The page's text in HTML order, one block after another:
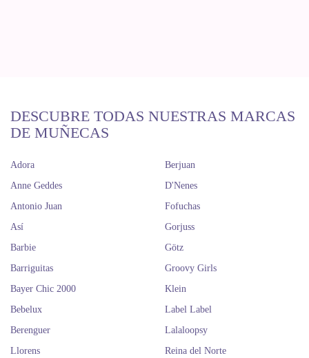
DESCUBRE TODAS NUESTRAS MARCAS
DE MUÑECAS
Adora
Anne Geddes
Antonio Juan
Así
Barbie
Barriguitas
Bayer Chic 2000
Bebelux
Berenguer
Berjuan
D'Nenes
Fofuchas
Gorjuss
Götz
Groovy Girls
Klein
Label Label
Lalaloopsy
Llorens
Reina del Norte